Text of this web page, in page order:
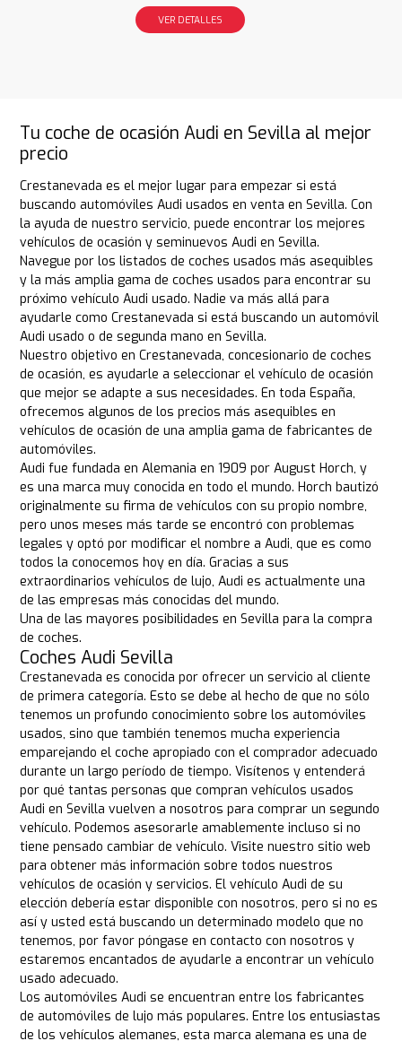
VER DETALLES
Tu coche de ocasión Audi en Sevilla al mejor
precio
Crestanevada es el mejor lugar para empezar si está
buscando automóviles Audi usados en venta en Sevilla. Con
la ayuda de nuestro servicio, puede encontrar los mejores
vehículos de ocasión y seminuevos Audi en Sevilla.
Navegue por los listados de coches usados más asequibles
y la más amplia gama de coches usados para encontrar su
próximo vehículo Audi usado. Nadie va más allá para
ayudarle como Crestanevada si está buscando un automóvil
Audi usado o de segunda mano en Sevilla.
Nuestro objetivo en Crestanevada, concesionario de coches
de ocasión, es ayudarle a seleccionar el vehículo de ocasión
que mejor se adapte a sus necesidades. En toda España,
ofrecemos algunos de los precios más asequibles en
vehículos de ocasión de una amplia gama de fabricantes de
automóviles.
Audi fue fundada en Alemania en 1909 por August Horch, y
es una marca muy conocida en todo el mundo. Horch bautizó
originalmente su firma de vehículos con su propio nombre,
pero unos meses más tarde se encontró con problemas
legales y optó por modificar el nombre a Audi, que es como
todos la conocemos hoy en día. Gracias a sus
extraordinarios vehículos de lujo, Audi es actualmente una
de las empresas más conocidas del mundo.
Una de las mayores posibilidades en Sevilla para la compra
de coches.
Coches Audi Sevilla
Crestanevada es conocida por ofrecer un servicio al cliente
de primera categoría. Esto se debe al hecho de que no sólo
tenemos un profundo conocimiento sobre los automóviles
usados, sino que también tenemos mucha experiencia
emparejando el coche apropiado con el comprador adecuado
durante un largo período de tiempo. Visítenos y entenderá
por qué tantas personas que compran vehículos usados
Audi en Sevilla vuelven a nosotros para comprar un segundo
vehículo. Podemos asesorarle amablemente incluso si no
tiene pensado cambiar de vehículo. Visite nuestro sitio web
para obtener más información sobre todos nuestros
vehículos de ocasión y servicios. El vehículo Audi de su
elección debería estar disponible con nosotros, pero si no es
así y usted está buscando un determinado modelo que no
tenemos, por favor póngase en contacto con nosotros y
estaremos encantados de ayudarle a encontrar un vehículo
usado adecuado.
Los automóviles Audi se encuentran entre los fabricantes
de automóviles de lujo más populares. Entre los entusiastas
de los vehículos alemanes, esta marca alemana es una de